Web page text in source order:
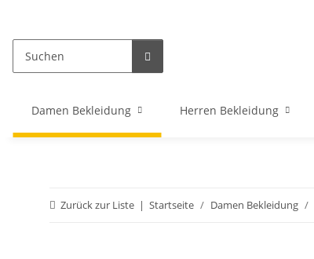
Damen Bekleidung Herren Bekleidung
Zurück zur Liste Startseite Damen Bekleidung